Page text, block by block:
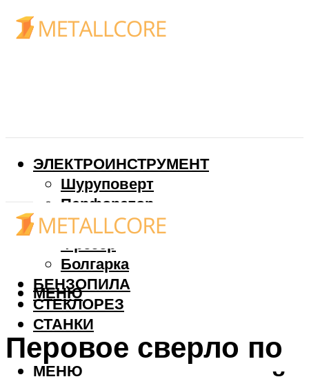
ЭЛЕКТРОИНСТРУМЕНТ
Шуруповерт
Перфоратор
Дрель
Фрезер
Болгарка
БЕНЗОПИЛА
СТЕКЛОРЕЗ
СТАНКИ
МЕНЮ
МЕНЮ
Перовое сверло по